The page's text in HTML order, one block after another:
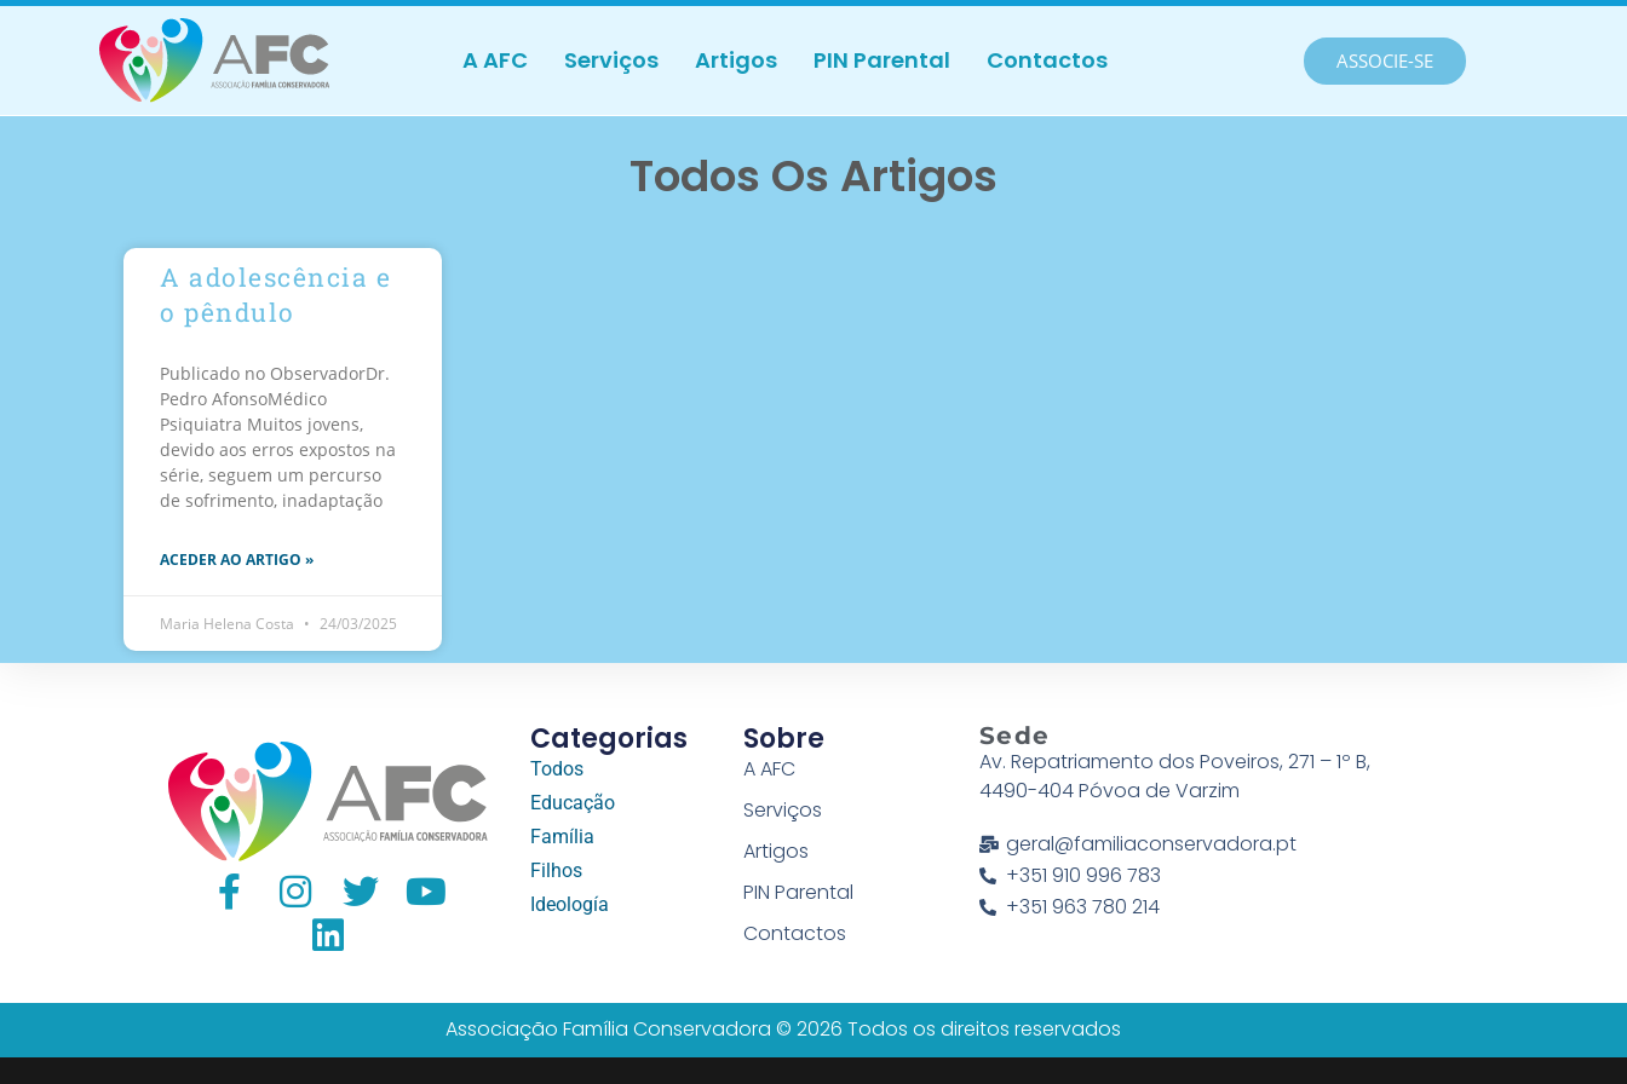
A AFC Serviços Artigos PIN Parental Contactos ASSOCIE-SE
Todos Os Artigos
A adolescência e
o pêndulo
Publicado no ObservadorDr.
Pedro AfonsoMédico
Psiquiatra Muitos jovens,
devido aos erros expostos na
série, seguem um percurso
de sofrimento, inadaptação
ACEDER AO ARTIGO »
Maria Helena Costa 24/03/2025
Categorias
Todos
Educação
Família
Filhos
Ideología
Sobre
A AFC
Serviços
Artigos
PIN Parental
Contactos
Sede
Av. Repatriamento dos Poveiros, 271 – 1º B,
4490-404 Póvoa de Varzim
geral@familiaconservadora.pt
+351 910 996 783
+351 963 780 214
Associação Família Conservadora © 2026 Todos os direitos reservados